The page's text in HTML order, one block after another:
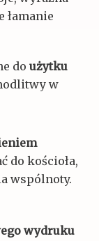
łamanie
doużytku
w
do kościoła,
wspólnoty.
wydruku